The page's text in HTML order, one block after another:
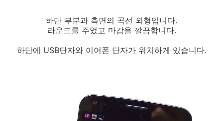
하단 부분과 측면의 곡선 외형입니다.
라운드를 주었고 마감을 깔끔합니다.
하단에 USB단자와 이어폰 단자가 위치하게 있습니다.